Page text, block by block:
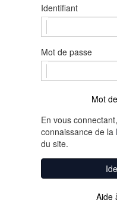
Identifiant
Mot de passe
Mot
En vous
connaissance de la
du site.
Aide